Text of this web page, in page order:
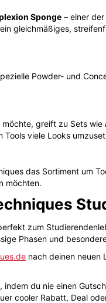
Sponge – einer
gleichmäßiges,
Powder- und
greift zu Sets wie
Tools viele Looks
das Sortiment um
möchten.
zum
Phasen und
nach deinen neuen
du nie einen
cooler Rabatt, Deal